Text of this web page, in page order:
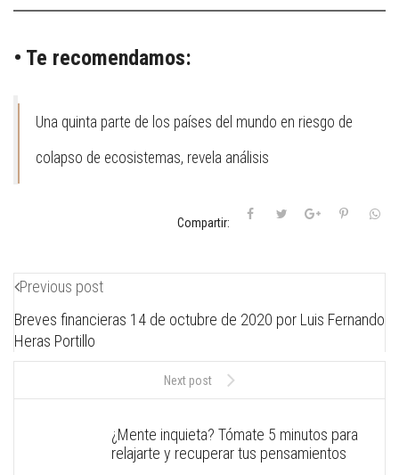
• Te recomendamos:
Una quinta parte de los países del mundo en riesgo de
colapso de ecosistemas, revela análisis
Compartir:
Previous post
Breves financieras 14 de octubre de 2020 por Luis Fernando
Heras Portillo
Next post
¿Mente inquieta? Tómate 5 minutos para
relajarte y recuperar tus pensamientos